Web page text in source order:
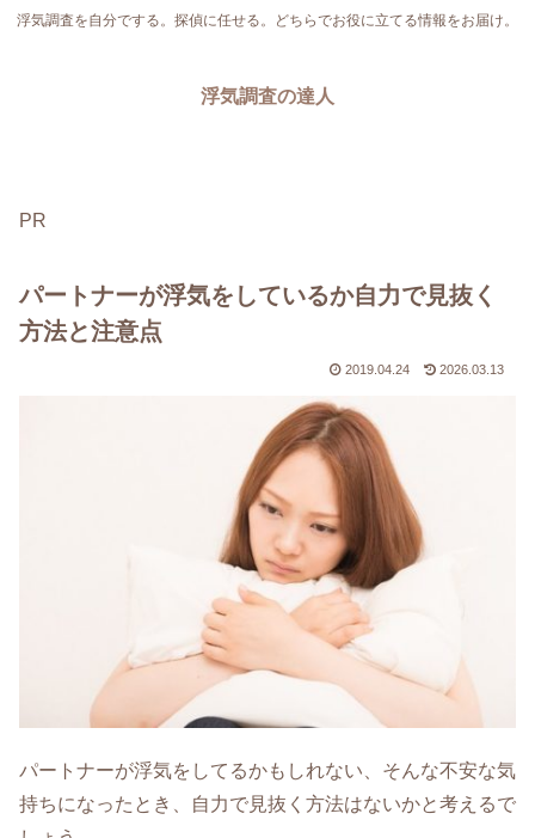
浮気調査を自分でする。探偵に任せる。どちらでお役に立てる情報をお届け。
浮気調査の達人
PR
パートナーが浮気をしているか自力で見抜く
方法と注意点
2019.04.24 2026.03.13
パートナーが浮気をしてるかもしれない、そんな不安な気
持ちになったとき、自力で見抜く方法はないかと考えるで